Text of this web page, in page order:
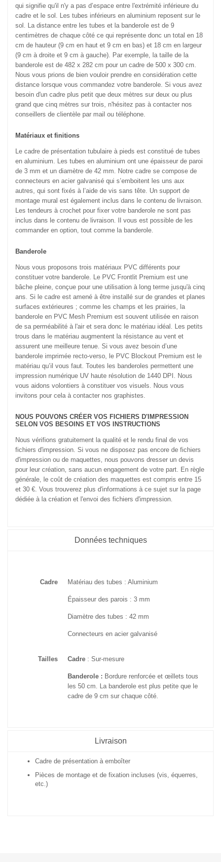
qui signifie qu'il n'y a pas d’espace entre l'extrémité inférieure du
cadre et le sol. Les tubes inférieurs en aluminium reposent sur le
sol. La distance entre les tubes et la banderole est de 9
centimètres de chaque côté ce qui représente donc un total en 18
cm de hauteur (9 cm en haut et 9 cm en bas) et 18 cm en largeur
(9 cm à droite et 9 cm à gauche). Par exemple, la taille de la
banderole est de 482 x 282 cm pour un cadre de 500 x 300 cm.
Nous vous prions de bien vouloir prendre en considération cette
distance lorsque vous commandez votre banderole. Si vous avez
besoin d'un cadre plus petit que deux mètres sur deux ou plus
grand que cinq mètres sur trois, n'hésitez pas à contacter nos
conseillers de clientèle par mail ou téléphone.
Matériaux et finitions
Le cadre de présentation tubulaire à pieds est constitué de tubes
en aluminium. Les tubes en aluminium ont une épaisseur de paroi
de 3 mm et un diamètre de 42 mm. Notre cadre se compose de
connecteurs en acier galvanisé qui s’emboitent les uns aux
autres, qui sont fixés à l’aide de vis sans tête. Un support de
montage mural est également inclus dans le contenu de livraison.
Les tendeurs à crochet pour fixer votre banderole ne sont pas
inclus dans le contenu de livraison. Il vous est possible de les
commander en option, tout comme la banderole.
Banderole
Nous vous proposons trois matériaux PVC différents pour
constituer votre banderole. Le PVC Frontlit Premium est une
bâche pleine, conçue pour une utilisation à long terme jusqu'à cinq
ans. Si le cadre est amené à être installé sur de grandes et planes
surfaces extérieures ; comme les champs et les prairies, la
banderole en PVC Mesh Premium est souvent utilisée en raison
de sa perméabilité à l'air et sera donc le matériau idéal. Les petits
trous dans le matériau augmentent la résistance au vent et
assurent une meilleure tenue. Si vous avez besoin d’une
banderole imprimée recto-verso, le PVC Blockout Premium est le
matériau qu’il vous faut. Toutes les banderoles permettent une
impression numérique UV haute résolution de 1440 DPI. Nous
vous aidons volontiers à constituer vos visuels. Nous vous
invitons pour cela à contacter nos graphistes.
NOUS POUVONS CRÉER VOS FICHIERS D'IMPRESSION
SELON VOS BESOINS ET VOS INSTRUCTIONS
Nous vérifions gratuitement la qualité et le rendu final de vos
fichiers d'impression. Si vous ne disposez pas encore de fichiers
d'impression ou de maquettes, nous pouvons dresser un devis
pour leur création, sans aucun engagement de votre part. En règle
générale, le coût de création des maquettes est compris entre 15
et 30 €. Vous trouverez plus d'informations à ce sujet sur la page
dédiée à la création et l'envoi des fichiers d'impression.
Données techniques
Cadre Matériau des tubes : Aluminium
Épaisseur des parois : 3 mm
Diamètre des tubes : 42 mm
Connecteurs en acier galvanisé
Tailles Cadre : Sur-mesure
Banderole : Bordure renforcée et œillets tous
les 50 cm. La banderole est plus petite que le
cadre de 9 cm sur chaque côté.
Livraison
Cadre de présentation à emboîter
Pièces de montage et de fixation incluses (vis, équerres,
etc.)